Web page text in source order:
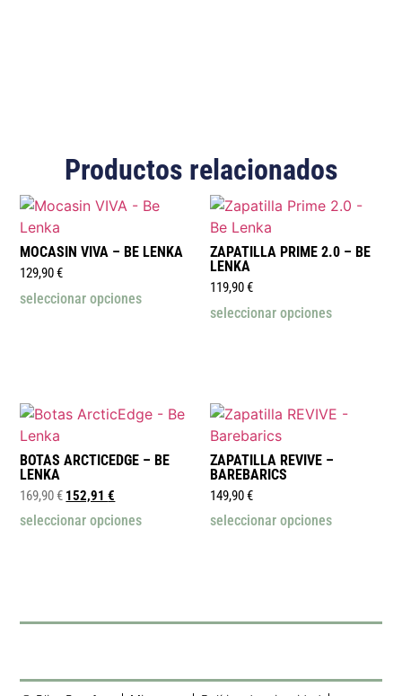
Productos relacionados
MOCASIN VIVA – BE LENKA
129,90€
seleccionar opciones
ZAPATILLA PRIME 2.0 – BE
LENKA
119,90€
seleccionar opciones
BOTAS ARCTICEDGE – BE
LENKA
169,90€ 152,91€
seleccionar opciones
ZAPATILLA REVIVE –
BAREBARICS
149,90€
seleccionar opciones